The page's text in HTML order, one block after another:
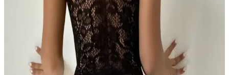
LORENT A Kadın Fantazi Vücut Çorabı: Şıklık ve
Konfor Sunan Yüksek Kaliteli İç Giyim Ürünü
LORENT A markasının yüksek kaliteli kadın fantazi vücut çorabı,
şıklık ve konforu bir arada sunar. Esnek yapısı ve dayanıklı
malzemeleriyle uzun süre kullanılabilir, çeşitli vücut tiplerine uyum
sağlar ve kolay bakım imkanı sunar.